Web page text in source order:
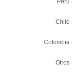
Perú
Chile
Colombia
Otros